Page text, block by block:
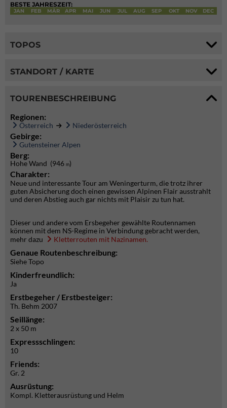
BESTE JAHRESZEIT:
JAN FEB MÄR APR MAI JUN JUL AUG SEP OKT NOV DEC
TOPOS
STANDORT / KARTE
TOURENBESCHREIBUNG
Regionen:
Österreich Niederösterreich
Gebirge:
Gutensteiner Alpen
Berg:
Hohe Wand (946 m)
Charakter:
Neue und interessante Tour am Weningerturm, die trotz ihrer
guten Absicherung doch einen gewissen Alpinen Flair ausstrahlt
und deren Abstieg auch gar nichts mit Plaisir zu tun hat.
Dieser und andere vom Ersbegeher gewählte Routennamen
können mit dem NS-Regime in Verbindung gebracht werden,
mehr dazu
Kletterrouten mit Nazinamen.
Genaue Routenbeschreibung:
Siehe Topo
Kinderfreundlich:
Ja
Erstbegeher / Erstbesteiger:
Th. Behm 2007
Seillänge:
2 x 50 m
Expressschlingen:
10
Friends:
Gr. 2
Ausrüstung:
Kompl. Kletterausrüstung und Helm